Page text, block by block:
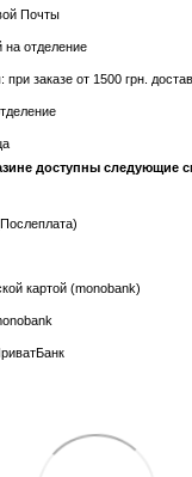
Почты
на отделение
заказе от 1500 грн.
доступны следующие
картой (monobank)